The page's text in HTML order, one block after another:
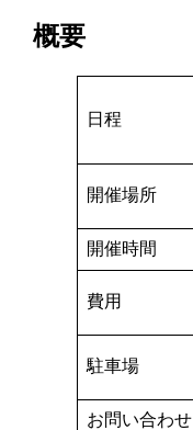
概要
日程
開催場所
開催時間
費用
駐車場
お問い合わせ